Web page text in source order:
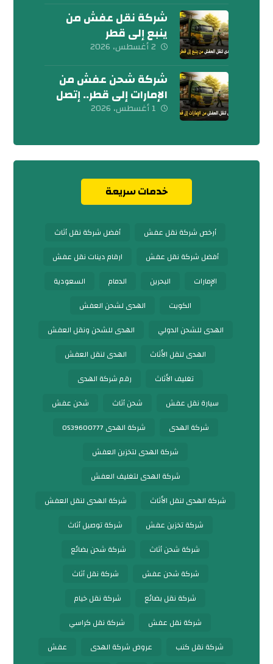
شركة نقل عفش من
ينبع إلى قطر
0539600777
2 أغسطس، 2026
شركة شحن عفش من
الإمارات إلى قطر.. إتصل
بنا الآن
1 أغسطس، 2026
خدمات سريعة
أرخص شركة نقل عفش
أفضل شركة نقل أثاث
أفضل شركة نقل عفش
ارقام دينات نقل عفش
الإمارات
البحرين الدمام
السعودية
الكويت
الهدى لشحن العفش
الهدى للشحن الدولي
الهدى للشحن ونقل العفش
الهدى لنقل الأثاث
الهدى لنقل العفش
تغليف الأثاث
رقم شركة الهدى
سيارة نقل عفش
شحن أثاث
شحن عفش
شركة الهدى
شركة الهدى 0539600777
شركة الهدى لتخزين العفش
شركة الهدى لتغليف العفش
شركة الهدى لنقل الأثاث
شركة الهدى لنقل العفش
شركة تخزين عفش
شركة توصيل أثاث
شركة شحن أثاث
شركة شحن بضائع
شركة شحن عفش
شركة نقل أثاث
شركة نقل بضائع
شركة نقل خيام
شركة نقل عفش
شركة نقل كراسي
شركة نقل كنب
عروض شركة الهدى
عفش